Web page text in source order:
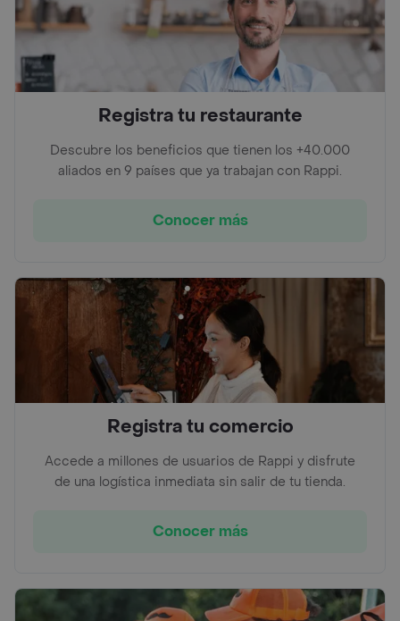
Registra tu restaurante
Descubre los beneficios que tienen los +40.000
aliados en 9 países que ya trabajan con Rappi.
Conocer más
Registra tu comercio
Accede a millones de usuarios de Rappi y disfrute
de una logística inmediata sin salir de tu tienda.
Conocer más